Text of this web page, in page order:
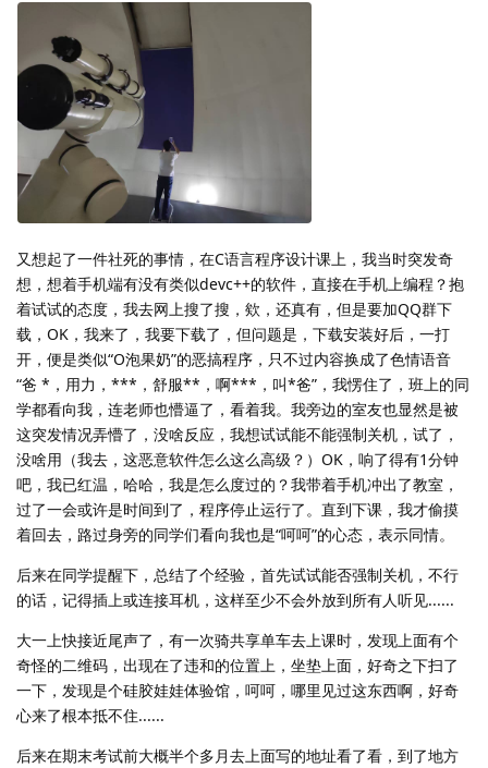
又想起了一件社死的事情，在C语言程序设计课上，我当时突发奇
想，想着手机端有没有类似devc++的软件，直接在手机上编程？抱
着试试的态度，我去网上搜了搜，欸，还真有，但是要加QQ群下
载，OK，我来了，我要下载了，但问题是，下载安装好后，一打
开，便是类似“O泡果奶”的恶搞程序，只不过内容换成了色情语音
“爸 *，用力，***，舒服**，啊***，叫*爸”，我愣住了，班上的同
学都看向我，连老师也懵逼了，看着我。我旁边的室友也显然是被
这突发情况弄懵了，没啥反应，我想试试能不能强制关机，试了，
没啥用（我去，这恶意软件怎么这么高级？）OK，响了得有1分钟
吧，我已红温，哈哈，我是怎么度过的？我带着手机冲出了教室，
过了一会或许是时间到了，程序停止运行了。直到下课，我才偷摸
着回去，路过身旁的同学们看向我也是“呵呵”的心态，表示同情。
后来在同学提醒下，总结了个经验，首先试试能否强制关机，不行
的话，记得插上或连接耳机，这样至少不会外放到所有人听见......
大一上快接近尾声了，有一次骑共享单车去上课时，发现上面有个
奇怪的二维码，出现在了违和的位置上，坐垫上面，好奇之下扫了
一下，发现是个硅胶娃娃体验馆，呵呵，哪里见过这东西啊，好奇
心来了根本抵不住......
后来在期末考试前大概半个多月去上面写的地址看了看，到了地方